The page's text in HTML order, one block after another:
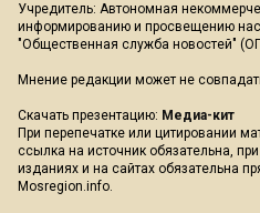
Учредитель: Автономная
информированию и просвещению
"Общественная служба новостей"
Мнение редакции может не
Скачать презентацию: Медиа-кит
При перепечатке или цитировании
ссылка на источник обязательна,
изданиях и на сайтах обязательна
Mosregion.info.